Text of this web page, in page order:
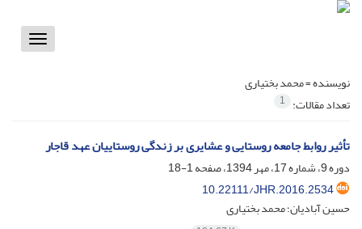
Toggle
نویسنده =محمد بختیاری
تعداد مقالات: 1
تأثیر روابط جامعه روستایی و عشایری بر زندگی روستاییان عهد قاجار
دوره 9، شماره 17، مهر 1394، صفحه
1-18
10.22111/JHR.2016.2534
حسین آبادیان؛ محمد بختیاری